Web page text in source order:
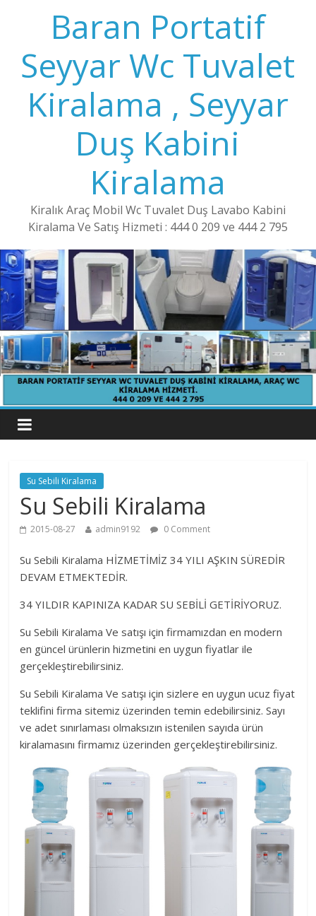
Baran Portatif
Seyyar Wc Tuvalet
Kiralama , Seyyar
Duş Kabini
Kiralama
Kiralık Araç Mobil Wc Tuvalet Duş Lavabo Kabini
Kiralama Ve Satış Hizmeti : 444 0 209 ve 444 2 795
Su Sebili Kiralama
Su Sebili Kiralama
2015-08-27 admin9192 0 Comment
Su Sebili Kiralama HİZMETİMİZ 34 YILI AŞKIN SÜREDİR
DEVAM ETMEKTEDİR.
34 YILDIR KAPINIZA KADAR SU SEBİLİ GETİRİYORUZ.
Su Sebili Kiralama Ve satışı için firmamızdan en modern
en güncel ürünlerin hizmetini en uygun fiyatlar ile
gerçekleştirebilirsiniz.
Su Sebili Kiralama Ve satışı için sizlere en uygun ucuz fiyat
teklifini firma sitemiz üzerinden temin edebilirsiniz. Sayı
ve adet sınırlaması olmaksızın istenilen sayıda ürün
kiralamasını firmamız üzerinden gerçekleştirebilirsiniz.